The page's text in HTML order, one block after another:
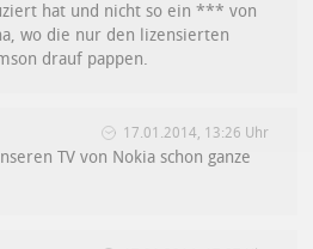
hat und nicht so ein *** von
wo die nur den lizensierten
drauf pappen.
17.01.2014, 13:26 Uhr
TV von Nokia schon ganze